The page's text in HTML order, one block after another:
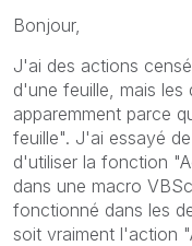
Bonjour,
J'ai des actions
d'une feuille, mais les
apparemment parce
feuille". J'ai essayé
d'utiliser la fonction
dans une macro
fonctionné dans les
soit vraiment l'action